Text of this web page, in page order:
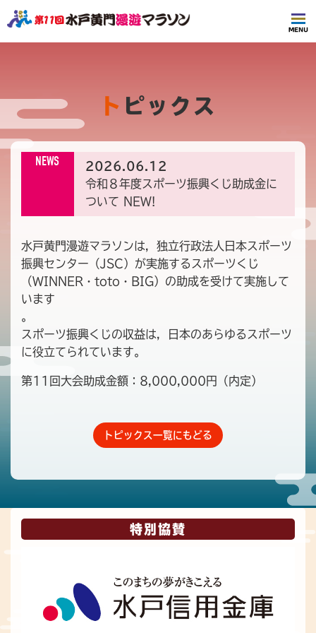
トピックス
NEWS
2026.06.12
令和８年度スポーツ振興くじ助成金に
ついて
NEW!
水戸黄門漫遊マラソンは，独立行政法人日本スポーツ
振興センター（JSC）が実施するスポーツくじ
（WINNER・toto・BIG）の助成を受けて実施して
います
。
スポーツ振興くじの収益は，日本のあらゆるスポーツ
に役立てられています。
第11回大会助成金額：8,000,000円（内定）
トピックス一覧にもどる
特別協賛